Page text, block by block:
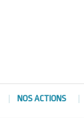
NOS ACTIONS